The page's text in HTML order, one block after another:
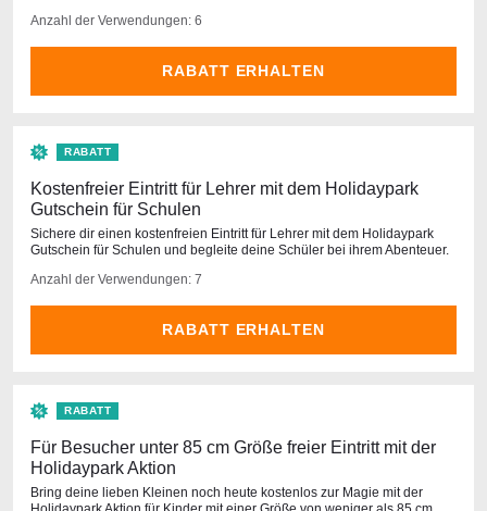
Anzahl der Verwendungen: 6
RABATT ERHALTEN
RABATT
Kostenfreier Eintritt für Lehrer mit dem Holidaypark
Gutschein für Schulen
Sichere dir einen kostenfreien Eintritt für Lehrer mit dem Holidaypark
Gutschein für Schulen und begleite deine Schüler bei ihrem Abenteuer.
Anzahl der Verwendungen: 7
RABATT ERHALTEN
RABATT
Für Besucher unter 85 cm Größe freier Eintritt mit der
Holidaypark Aktion
Bring deine lieben Kleinen noch heute kostenlos zur Magie mit der